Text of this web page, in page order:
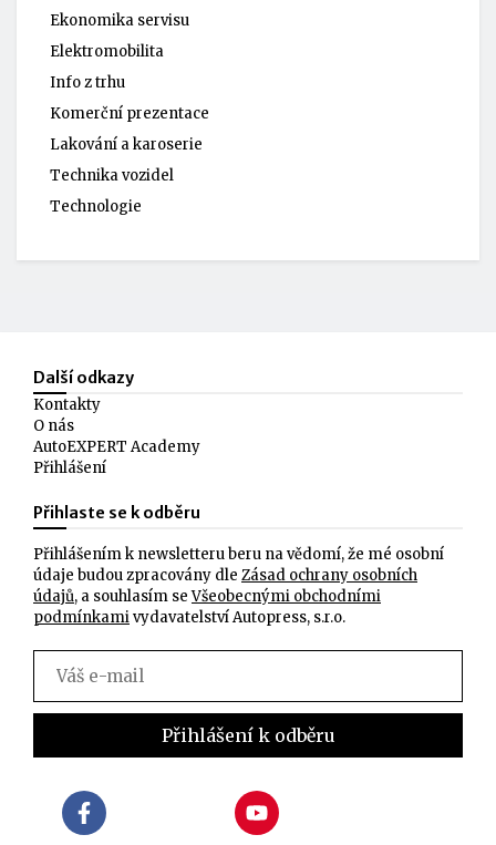
Ekonomika servisu
Elektromobilita
Info z trhu
Komerční prezentace
Lakování a karoserie
Technika vozidel
Technologie
Další odkazy
Kontakty
O nás
AutoEXPERT Academy
Přihlášení
Přihlaste se k odběru
Přihlášením k newsletteru beru na vědomí, že mé osobní
údaje budou zpracovány dle Zásad ochrany osobních
údajů, a souhlasím seVšeobecnými obchodními
podmínkamivydavatelství Autopress, s.r.o.